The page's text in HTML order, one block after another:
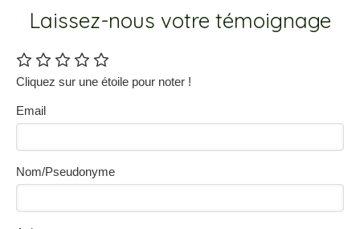
Laissez-nous votre témoignage
Cliquez sur une étoile pour noter !
Email
Nom/Pseudonyme